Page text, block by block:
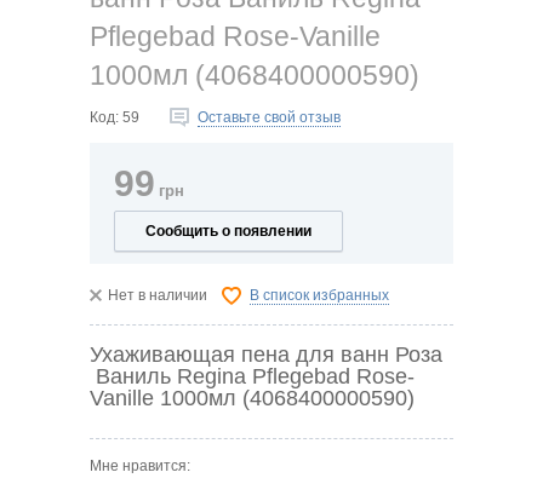
Pflegebad Rose-Vanille
1000мл (4068400000590)
Код: 59 Оставьте свой отзыв
99 грн
Сообщить о появлении
Нет в наличии В список избранных
Ухаживающая пена для ванн Роза
Ваниль Regina Pflegebad Rose-
Vanille 1000мл (4068400000590)
Мне нравится: